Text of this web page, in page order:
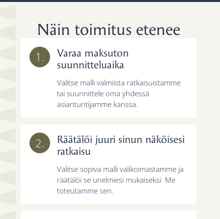
Näin toimitus etenee
1.
Varaa maksuton
suunnitteluaika
Valitse malli valmiista ratkaisuistamme
tai suunnittele oma yhdessä
asiantuntijamme kanssa.
2.
Räätälöi juuri sinun näköisesi
ratkaisu
Valitse sopiva malli valikoimastamme ja
räätälöi se unelmiesi mukaiseksi. Me
toteutamme sen.